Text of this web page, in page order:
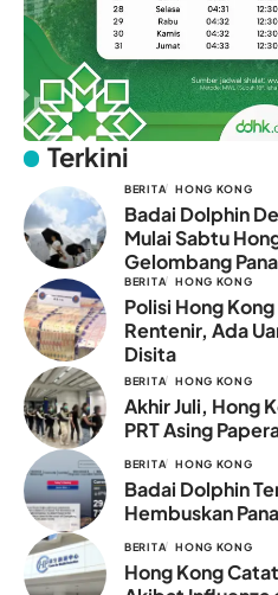
Terkini
BERITA HONG KONG
Badai Dolphin
Mulai Sabtu
Gelombang
BERITA HONG KONG
Polisi Hong
Rentenir, Ada
Disita
BERITA HONG KONG
Akhir Juli, Hong
PRT Asing
BERITA HONG KONG
Badai Dolphin
Hembuskan
BERITA HONG KONG
Hong Kong